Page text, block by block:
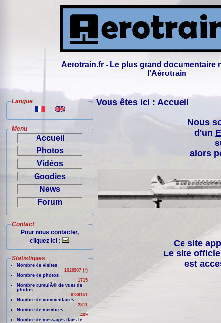
Aerotrain.fr - Le plus grand documentaire
l'Aérotrain
Langue
Menu
Accueil
Photos
Vidéos
Goodies
News
Forum
Contact
Pour nous contacter,
cliquez ici :
Statistiques
Nombre de visites
1020907 (*)
Nombre de photos
1715
Nombre cumulÃ© de vues de
photos
9189151
Nombre de commentaires
2811
Nombre de membres
409
Nombre de messages dans le
Vous êtes ici : Accueil
Nous
d'un
alors
Ce site
Le site
est